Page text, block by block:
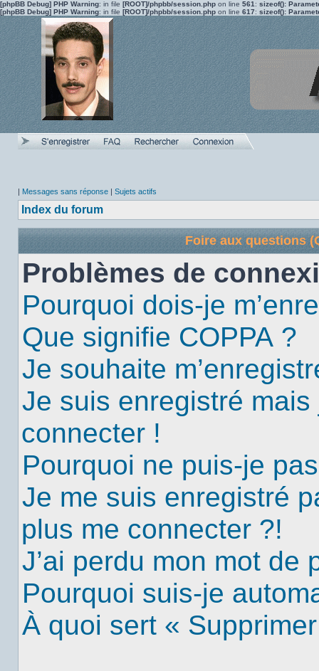
[phpBB Debug] PHP Warning: in file [ROOT]/phpbb/session.php on line 561 : sizeof():
[phpBB Debug] PHP Warning: in file [ROOT]/phpbb/session.php on line 617: sizeof():
| Messages sans réponse | Sujets actifs
Index du forum
Foire aux questions
Problèmes de
Pourquoi dois-je
Que signifie COPPA ?
Je souhaite
Je suis enregistré
connecter !
Pourquoi ne puis-je
Je me suis enregistré
plus me connecter ?!
J’ai perdu mon mot de
Pourquoi suis-je
À quoi sert «